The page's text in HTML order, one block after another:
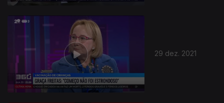
29 dez. 2021